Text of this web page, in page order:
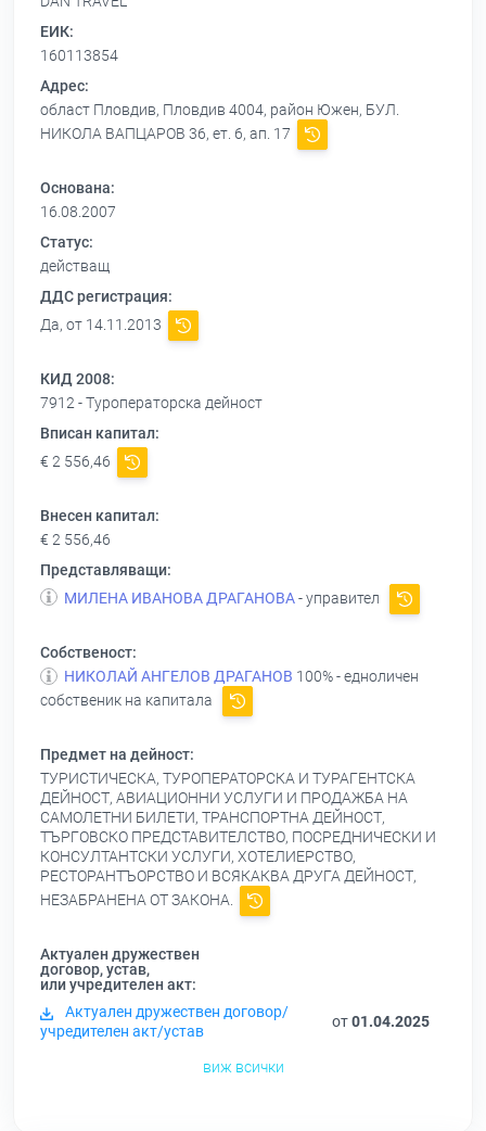
ЕИК:
160113854
Адрес:
област Пловдив, Пловдив 4004, район Южен, БУЛ.
НИКОЛА ВАПЦАРОВ 36, ет. 6, ап. 17
Основана:
16.08.2007
Статус:
действащ
ДДС регистрация:
Да, от 14.11.2013
КИД 2008:
7912 - Туроператорска дейност
Вписан капитал:
€ 2 556,46
Внесен капитал:
€ 2 556,46
Представляващи:
МИЛЕНА ИВАНОВА ДРАГАНОВА- управител
Собственост:
НИКОЛАЙ АНГЕЛОВ ДРАГАНОВ 100% - едноличен
собственик на капитала
Предмет на дейност:
ТУРИСТИЧЕСКА, ТУРОПЕРАТОРСКА И ТУРАГЕНТСКА
ДЕЙНОСТ, АВИАЦИОННИ УСЛУГИ И ПРОДАЖБА НА
САМОЛЕТНИ БИЛЕТИ, ТРАНСПОРТНА ДЕЙНОСТ,
ТЪРГОВСКО ПРЕДСТАВИТЕЛСТВО, ПОСРЕДНИЧЕСКИ И
КОНСУЛТАНТСКИ УСЛУГИ, ХОТЕЛИЕРСТВО,
РЕСТОРАНТЪОРСТВО И ВСЯКАКВА ДРУГА ДЕЙНОСТ,
НЕЗАБРАНЕНА ОТ ЗАКОНА.
Актуален дружествен
договор, устав,
или учредителен акт:
Актуален дружествен договор/
учредителен акт/устав
от01.04.2025
виж всички